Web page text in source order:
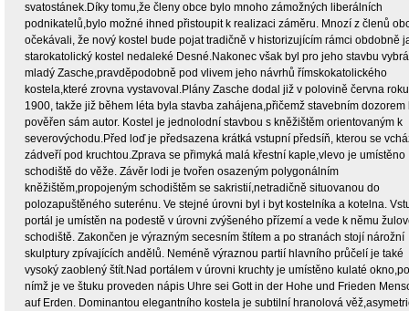
svatostánek.Díky tomu,že členy obce bylo mnoho zámožných liberálních
podnikatelů,bylo možné ihned přistoupit k realizaci záměru. Mnozí z členů
očekávali, že nový kostel bude pojat tradičně v historizujícím rámci obdobně
starokatolický kostel nedaleké Desné.Nakonec však byl pro jeho stavbu
mladý Zasche,pravděpodobně pod vlivem jeho návrhů římskokatolického
kostela,které zrovna vystavoval.Plány Zasche dodal již v polovině června roku
1900, takže již během léta byla stavba zahájena,přičemž stavebním dozorem
pověřen sám autor. Kostel je jednolodní stavbou s kněžištěm orientovaným k
severovýchodu.Před loď je předsazena krátká vstupní předsíň, kterou se
zádveří pod kruchtou.Zprava se přimyká malá křestní kaple,vlevo je umístěno
schodiště do věže. Závěr lodi je tvořen osazeným polygonálním
kněžištěm,propojeným schodištěm se sakristií,netradičně situovanou do
polozapuštěného suterénu. Ve stejné úrovni byl i byt kostelníka a kotelna.
portál je umístěn na podestě v úrovni zvýšeného přízemí a vede k němu
schodiště. Zakončen je výrazným secesním štítem a po stranách stojí nárožní
skulptury zpívajících andělů. Neméně výraznou partií hlavního průčelí je také
vysoký zaoblený štít.Nad portálem v úrovni kruchty je umístěno kulaté
nímž je ve štuku proveden nápis Uhre sei Gott in der Hohe und Frieden
auf Erden. Dominantou elegantního kostela je subtilní hranolová